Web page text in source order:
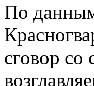
По
сговор со